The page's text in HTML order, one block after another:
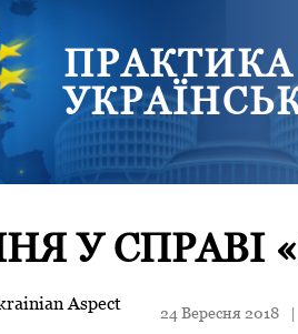
У СПРАВІ
Aspect 24 Вересня 2018 |